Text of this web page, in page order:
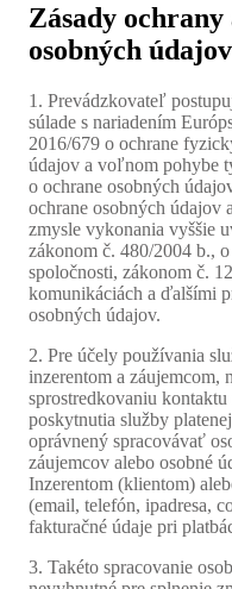
Zásady ochrany
osobných údajov
1. Prevádzkovateľ
súlade s nariadením
2016/679 o ochrane
údajov a voľnom pohybe
o ochrane osobných
ochrane osobných údajov
zmysle vykonania vyššie
zákonom č. 480/2004 b.,
spoločnosti, zákonom č.
komunikáciách a ďalšími
osobných údajov.
2. Pre účely používania
inzerentom a záujemcom,
sprostredkovaniu
poskytnutia služby
oprávnený spracovávať
záujemcov alebo osobné
Inzerentom (klientom)
(email, telefón, ipadresa,
fakturačné údaje pri
3. Takéto spracovanie